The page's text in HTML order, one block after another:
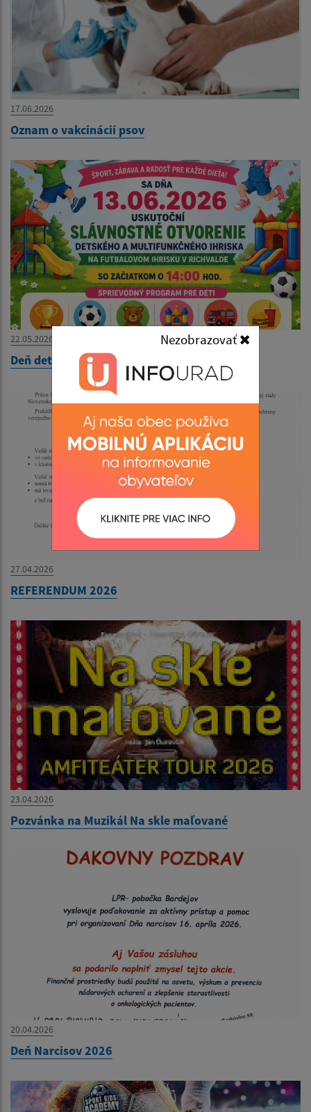
Nezobrazovať
17.06.2026
Oznam o vakcinácií psov
22.05.2026
Deň detí 2026
27.04.2026
REFERENDUM 2026
23.04.2026
Pozvánka na Muzikál Na skle maľované
20.04.2026
Deň Narcisov 2026